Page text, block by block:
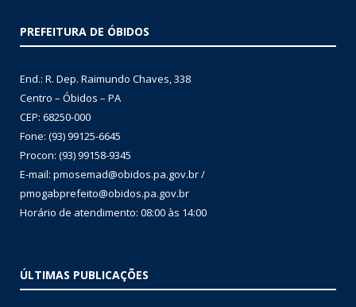
PREFEITURA DE ÓBIDOS
End.: R. Dep. Raimundo Chaves, 338
Centro – Óbidos – PA
CEP: 68250-000
Fone: (93) 99125-6645
Procon: (93) 99158-9345
E-mail: pmosemad@obidos.pa.gov.br /
pmogabprefeito@obidos.pa.gov.br
Horário de atendimento: 08:00 às 14:00
ÚLTIMAS PUBLICAÇÕES